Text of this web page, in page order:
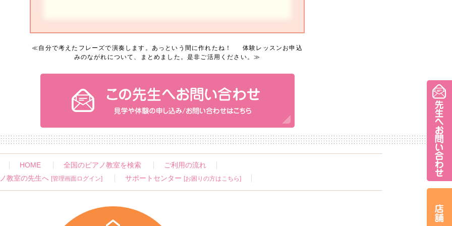
≪自分で考えたフレーズで演奏します。あっという間に作れたね！
体験レッスンお申込
みのながれについて、まとめました。是非ご活用ください。≫
HOME 全国のピアノ教室を検索
ご利用の流れ
教室の先生へ [管理画面ログイン] サポートセンター [お困りの方はこちら]